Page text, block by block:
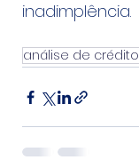
inadimplência.
análise de crédito